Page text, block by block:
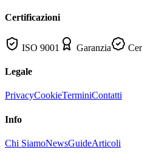
Certificazioni
ISO 9001 Garanzia
Legale
PrivacyCookieTerminiContatti
Info
Chi SiamoNewsGuideArticoli